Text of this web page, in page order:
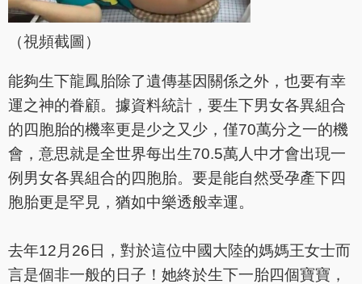
（視頻截圖）
能夠生下龍鳳胎除了遺傳基因關係之外，也要有幸
運之神的眷顧。據資料統計，要生下男女各異組合
的四胞胎的機率更是少之又少，僅70萬分之一的機
會，意思就是全世界每出生70.5萬人中才會出現一
例男女各異組合的四胞胎。要是能自然受孕產下四
胞胎更是罕見，猶如中樂透般幸運。
去年12月26日，對於這位中國大陸的媽媽王女士而
言是個非一般的日子！她終於生下一胎四個寶寶，